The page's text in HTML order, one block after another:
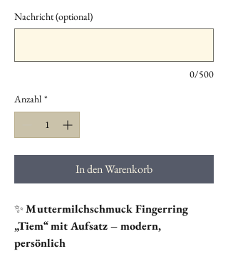
Nachricht (optional)
0/500
Anzahl *
In den Warenkorb
✨Muttermilchschmuck Fingerring
„Tiem“ mit Aufsatz – modern,
persönlich